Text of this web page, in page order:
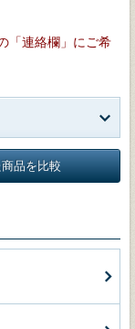
「連絡欄」にご希
品を比較